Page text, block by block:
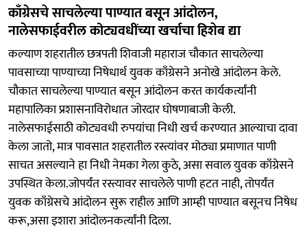
काँग्रेसचे साचलेल्या पाण्यात बसून आंदोलन,
नालेसफाईवरील कोट्यवधींच्या खर्चाचा हिशेब द्या
कल्याण शहरातील छत्रपती शिवाजी महाराज चौकात साचलेल्या
पावसाच्या पाण्याच्या निषेधार्थ युवक काँग्रेसने अनोखे आंदोलन केले.
चौकात साचलेल्या पाण्यात बसून आंदोलन करत कार्यकर्त्यांनी
महापालिका प्रशासनाविरोधात जोरदार घोषणाबाजी केली.
नालेसफाईसाठी कोट्यवधी रुपयांचा निधी खर्च करण्यात आल्याचा दावा
केला जातो, मात्र पावसात शहरातील रस्त्यांवर मोठ्या प्रमाणात पाणी
साचत असल्याने हा निधी नेमका गेला कुठे, असा सवाल युवक काँग्रेसने
उपस्थित केला.जोपर्यंत रस्त्यावर साचलेले पाणी हटत नाही, तोपर्यंत
युवक काँग्रेसचे आंदोलन सुरू राहील आणि आम्ही पाण्यात बसूनच निषेध
करू,असा इशारा आंदोलनकर्त्यांनी दिला.